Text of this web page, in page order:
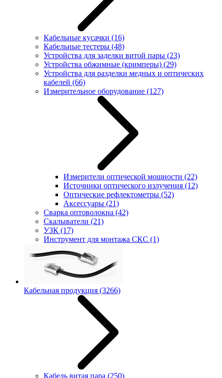
Кабельные кусачки (16)
Кабельные тестеры (48)
Устройства для заделки витой пары (23)
Устройства обжимные (кримперы) (29)
Устройства для разделки медных и оптических
кабелей (66)
Измерительное оборудование (127)
Измерители оптической мощности (22)
Источники оптического излучения (12)
Оптические рефлектометры (52)
Аксессуары (21)
Сварка оптоволокна (42)
Скалыватели (21)
УЗК (17)
Инструмент для монтажа СКС (1)
Кабельная продукция (3266)
Кабель витая пара (250)